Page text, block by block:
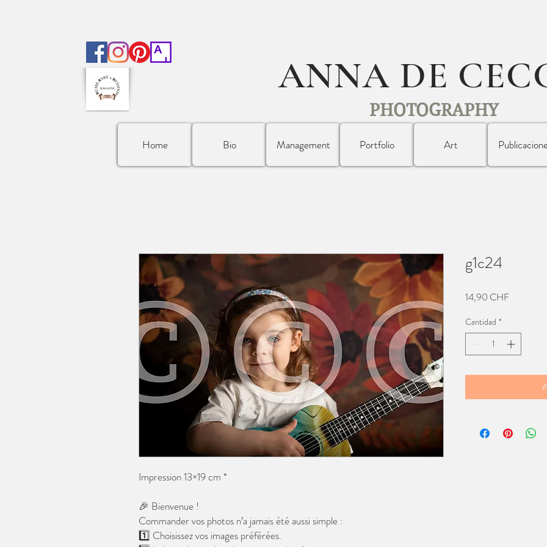
ANNA DE
PHOTOGRAPHY
Home Bio Management Portfolio Art
Impression 13×19 cm *
🎉 Bienvenue !
Commander vos photos n’a jamais été aussi simple :
1️⃣ Choisissez vos images préférées.
g1c24
14,90 CHFPrecio
Cantidad *